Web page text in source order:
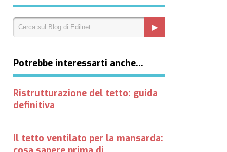
Potrebbe interessarti anche…
Ristrutturazione del tetto: guida
definitiva
Il tetto ventilato per la mansarda: